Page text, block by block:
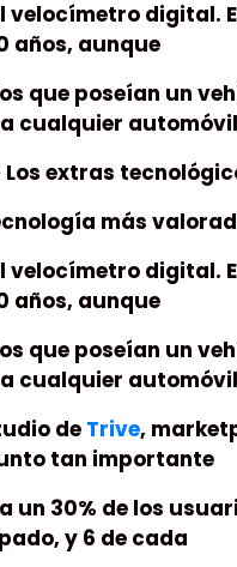
velocímetro digital.
años, aunque
que poseían un
cualquier
extras
más
velocímetro digital.
años, aunque
que poseían un
cualquier
de Trive,
tan importante
un 30% de los
y 6 de cada